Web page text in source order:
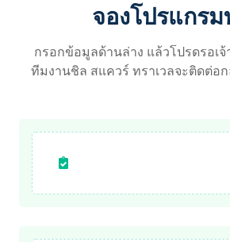
จองโปรแกรม
กรอกข้อมูลด้านล่าง แล้วโปรดรอเ
ทีมงานชิล สแควร์ ทราเวลจะติดต่อ